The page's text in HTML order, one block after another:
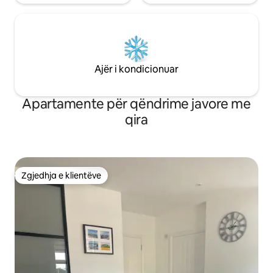
Ajër i kondicionuar
Apartamente për qëndrime javore me
qira
Zgjedhja e klientëve
Zgjedhja e klientëve